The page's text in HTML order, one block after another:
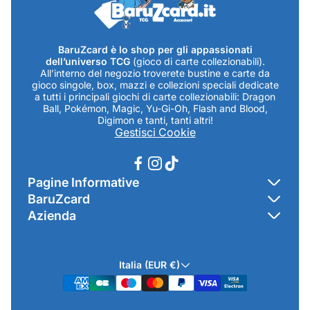
BaruZcard è lo shop per gli appassionati
dell’universo TCG (gioco di carte collezionabili).
All’interno del negozio troverete bustine e carte da
gioco singole, box, mazzi e collezioni speciali dedicate
a tutti i principali giochi di carte collezionabili: Dragon
Ball, Pokémon, Magic, Yu-Gi-Oh, Flash and Blood,
Digimon e tanti, tanti altri!
Gestisci Cookie
Pagine Informative
Contatti
Termini & Condizioni
BaruZcard
Chi-sono
Azienda
Indirizzo Negozio: Via Luigi Valentini 1a Traversa - SNC
19021 Arcola (SP)
Italia (EUR €)